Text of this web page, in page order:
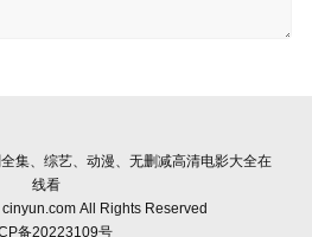
集、综艺、动漫、无删减高清电影大全在
线看
All Rights Reserved
备20223109号